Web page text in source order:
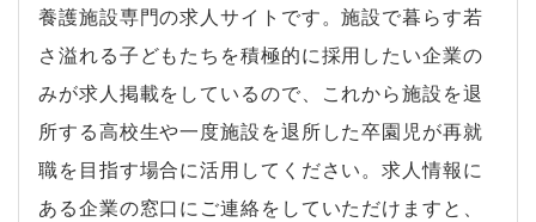
養護施設専門の求人サイトです。施設で暮らす若
さ溢れる子どもたちを積極的に採用したい企業の
みが求人掲載をしているので、これから施設を退
所する高校生や一度施設を退所した卒園児が再就
職を目指す場合に活用してください。求人情報に
ある企業の窓口にご連絡をしていただけますと、